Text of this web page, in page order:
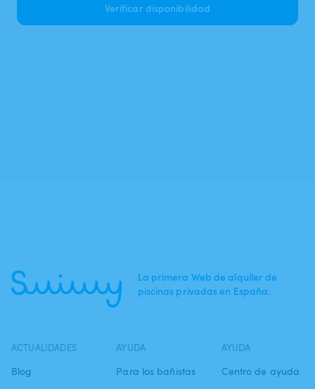
Verificar disponibilidad
La primera Web de alquiler de
piscinas privadas en España.
ACTUALIDADES
Blog
AYUDA
Para los bañistas
AYUDA
Centro de ayuda